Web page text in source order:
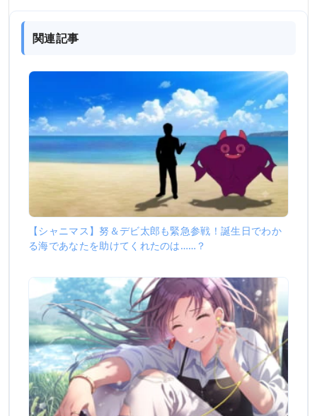
関連記事
【シャニマス】努＆デビ太郎も緊急参戦！誕生日でわか
る海であなたを助けてくれたのは……？